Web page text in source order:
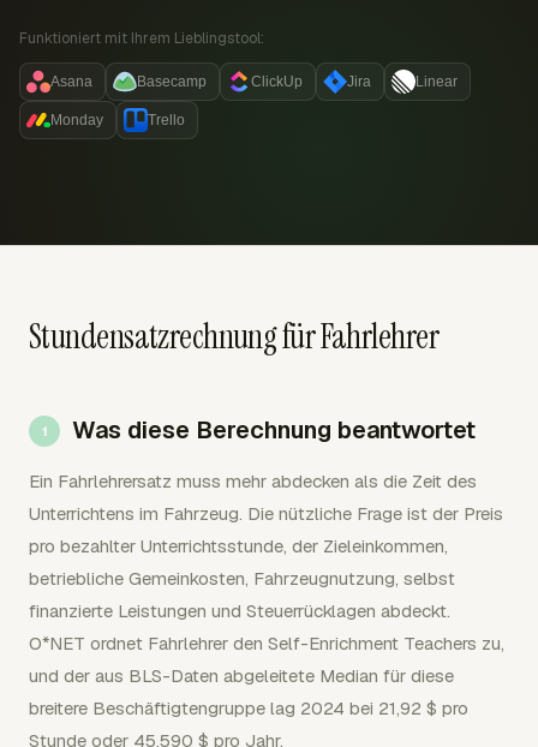
Funktioniert mit Ihrem Lieblingstool:
Asana Basecamp ClickUp Jira Linear
Monday Trello
Stundensatzrechnung für Fahrlehrer
Was diese Berechnung beantwortet
Ein Fahrlehrersatz muss mehr abdecken als die Zeit des
Unterrichtens im Fahrzeug. Die nützliche Frage ist der Preis
pro bezahlter Unterrichtsstunde, der Zieleinkommen,
betriebliche Gemeinkosten, Fahrzeugnutzung, selbst
finanzierte Leistungen und Steuerrücklagen abdeckt.
O*NET ordnet Fahrlehrer den Self-Enrichment Teachers zu,
und der aus BLS-Daten abgeleitete Median für diese
breitere Beschäftigtengruppe lag 2024 bei 21,92 $ pro
Stunde oder 45.590 $ pro Jahr.